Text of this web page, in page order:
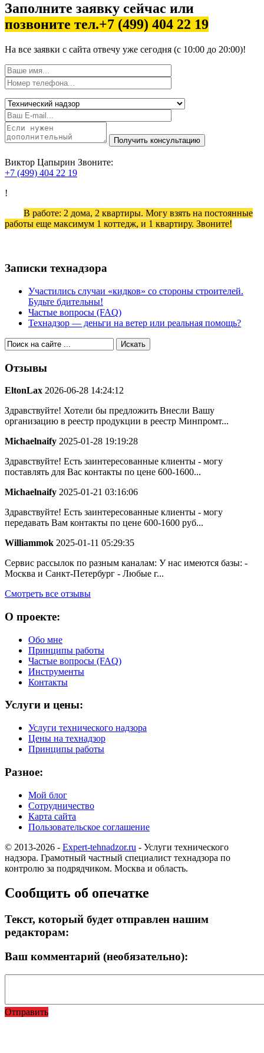
Заполните заявку сейчас или
позвоните тел.+7 (499) 404 22 19
На все заявки с сайта отвечу уже сегодня (с 10:00 до 20:00)!
Виктор Цапырин Звоните:
+7 (499) 404 22 19
!
В работе: 2 дома, 2 квартиры. Могу взять на постоянные
работы еще максимум 1 коттедж, и 1 квартиру. Звоните!
Записки технадзора
Участились случаи «кидков» со стороны строителей.
Будьте бдительны!
Частые вопросы (FAQ)
Технадзор — деньги на ветер или реальная помощь?
Отзывы
EltonLax 2026-06-28 14:24:12
Здравствуйте! Хотели бы предложить Внесли Вашу
организацию в реестр продукции в реестр Минпромт...
Michaelnaify 2025-01-28 19:19:28
Здравствуйте! Есть заинтересованные клиенты - могу
поставлять для Вас контакты по цене 600-1600...
Michaelnaify 2025-01-21 03:16:06
Здравствуйте! Есть заинтересованные клиенты - могу
передавать Вам контакты по цене 600-1600 руб...
Williammok 2025-01-11 05:29:35
Сервис рассылок по разным каналам: У нас имеются базы: -
Москва и Санкт-Петербург - Любые г...
Смотреть все отзывы
О проекте:
Обо мне
Принципы работы
Частые вопросы (FAQ)
Инструменты
Контакты
Услуги и цены:
Услуги технического надзора
Цены на технадзор
Принципы работы
Разное:
Мой блог
Сотрудничество
Карта сайта
Пользовательское соглашение
© 2013-2026 - Expert-tehnadzor.ru - Услуги технического
надзора. Грамотный частный специалист технадзора по
контролю за подрядчиком. Москва и область.
Сообщить об опечатке
Текст, который будет отправлен нашим
редакторам:
Ваш комментарий (необязательно):
Отправить